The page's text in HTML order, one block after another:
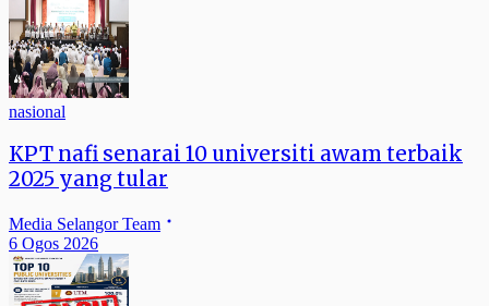
nasional
KPT nafi senarai 10 universiti awam terbaik
2025 yang tular
Media Selangor Team
6 Ogos 2026